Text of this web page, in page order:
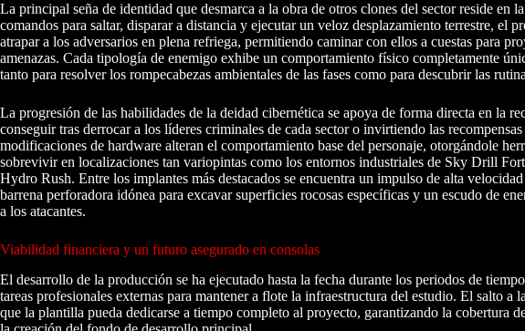
La principal seña de identidad que desmarca a la obra de otros clones del sector reside en
comandos para saltar, disparar a distancia y ejecutar un veloz desplazamiento terrestre, el
atrapar a los adversarios en plena refriega, permitiendo caminar con ellos a cuestas para
amenazas. Cada tipología de enemigo exhibe un comportamiento físico completamente
tanto para resolver los rompecabezas ambientales de las fases como para descubrir las
La progresión de las habilidades de la deidad cibernética se apoya de forma directa en la
conseguir tras derrocar a los líderes criminales de cada sector o invirtiendo las
modificaciones de hardware alteran el comportamiento base del personaje, otorgándole
sobrevivir en localizaciones tan variopintas como los entornos industriales de Sky Drill
Hydro Rush. Entre los implantes más destacados se encuentra un impulso de alta
barrena perforadora idónea para excavar superficies rocosas específicas y un escudo de
a los atacantes.
Viabilidad financiera y un futuro asegurado en consolas
El desarrollo de la producción se ha ejecutado hasta la fecha durante los periodos de
tareas profesionales externas para mantener a flote la infraestructura del estudio. El salto
que la plantilla pueda dedicarse a tiempo completo al proyecto, garantizando la cobertura